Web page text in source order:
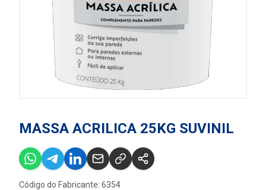
MASSA ACRILICA 25KG SUVINIL
Código do Fabricante: 6354